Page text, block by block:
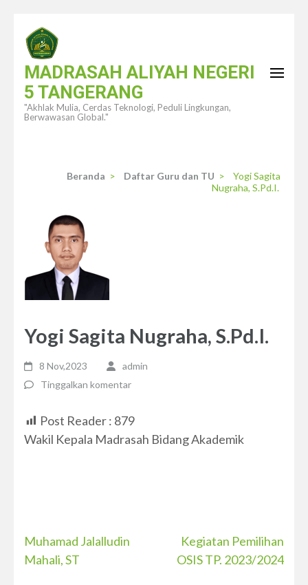
konten
(Tekan
Enter)
MADRASAH ALIYAH NEGERI
5 TANGERANG
"Akhlak Mulia, Cerdas Teknologi, Peduli Lingkungan,
Berwawasan Global."
Beranda > Daftar Guru dan TU >
Yogi Sagita
Nugraha, S.Pd.I.
Yogi Sagita Nugraha, S.Pd.I.
8 Nov,2023
admin
Tinggalkan komentar
Post Reader : 879
Wakil Kepala Madrasah Bidang Akademik
Navigasi
pos
Muhamad Jalalludin
Mahali, ST
Kegiatan Pemilihan
OSIS TP. 2023/2024